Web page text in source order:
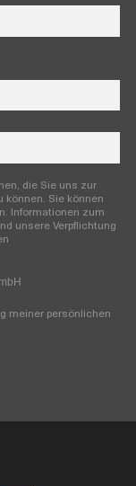
die Sie uns zur
können. Sie können
Informationen zum
unsere Verpflichtung
meiner persönlichen